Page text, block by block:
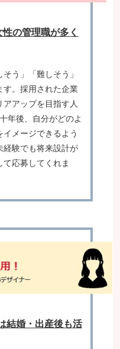
の管理職が多く
う」「難しそう」
す。採用された企業
アップを目指す人
年後、自分がどのよ
メージできるよう
経験でも将来設計が
応募してくれま
婚・出産後も活